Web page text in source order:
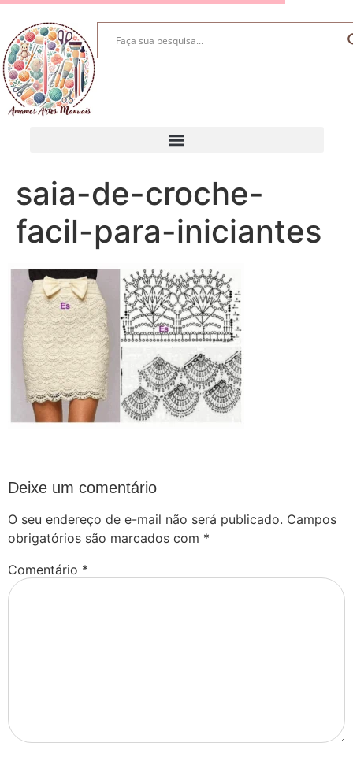
saia-de-croche-
facil-para-iniciantes
Deixe um comentário
O seu endereço de e-mail não será publicado. Campos
obrigatórios são marcados com *
Comentário *